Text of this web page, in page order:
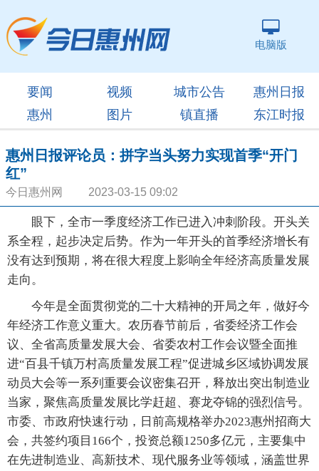
电脑版
要闻 视频 城市公告
惠州日报
惠州
图片 镇直播 东江时报
惠州日报评论员：拼字当头努力实现首季“开门
红”
今日惠州网 2023-03-15 09:02
眼下，全市一季度经济工作已进入冲刺阶段。开头关
系全程，起步决定后势。作为一年开头的首季经济增长有
没有达到预期，将在很大程度上影响全年经济高质量发展
走向。
今年是全面贯彻党的二十大精神的开局之年，做好今
年经济工作意义重大。农历春节前后，省委经济工作会
议、全省高质量发展大会、省委农村工作会议暨全面推
进“百县千镇万村高质量发展工程”促进城乡区域协调发展
动员大会等一系列重要会议密集召开，释放出突出制造业
当家，聚焦高质量发展比学赶超、赛龙夺锦的强烈信号。
市委、市政府快速行动，日前高规格举办2023惠州招商大
会，共签约项目166个，投资总额1250多亿元，主要集中
在先进制造业、高新技术、现代服务业等领域，涵盖世界